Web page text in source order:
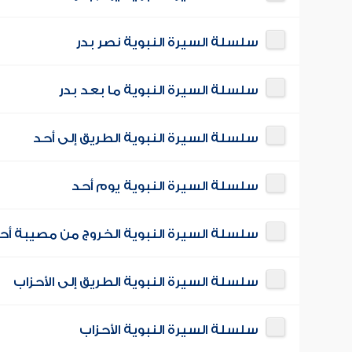
سلسلة السيرة النبوية نصر بدر
سلسلة السيرة النبوية ما بعد بدر
سلسلة السيرة النبوية الطريق إلى أحد
سلسلة السيرة النبوية يوم أحد
سلسلة السيرة النبوية الخروج من مصيبة
سلسلة السيرة النبوية الطريق إلى الأحزاب
سلسلة السيرة النبوية الأحزاب